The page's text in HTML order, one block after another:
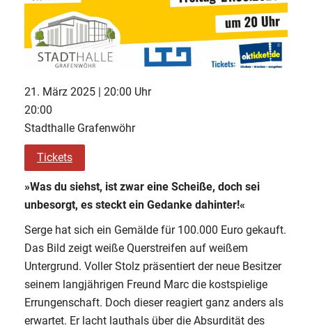
»Was du siehst, ist zwar eine Scheiße, doch sei
unbesorgt, es steckt ein Gedanke dahinter!«
Serge hat sich ein Gemälde für 100.000 Euro gekauft.
Das Bild zeigt weiße Querstreifen auf weißem
Untergrund. Voller Stolz präsentiert der neue Besitzer
seinem langjährigen Freund Marc die kostspielige
Errungenschaft. Doch dieser reagiert ganz anders als
erwartet. Er lacht lauthals über die Absurdität des
21. März 2025 | 20:00 Uhr
20:00
Stadthalle Grafenwöhr
Tickets